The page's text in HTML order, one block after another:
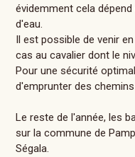
évidemment cela
d'eau.
Il est possible de venir
cas au cavalier dont le
Pour une sécurité
d'emprunter des
Le reste de l'année, les
sur la commune de
Ségala.